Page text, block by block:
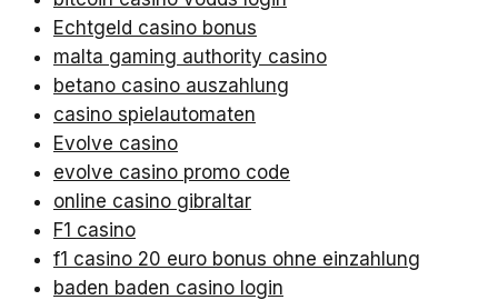
Echtgeld casino bonus
malta gaming authority casino
betano casino auszahlung
casino spielautomaten
Evolve casino
evolve casino promo code
online casino gibraltar
F1 casino
f1 casino 20 euro bonus ohne einzahlung
baden baden casino login